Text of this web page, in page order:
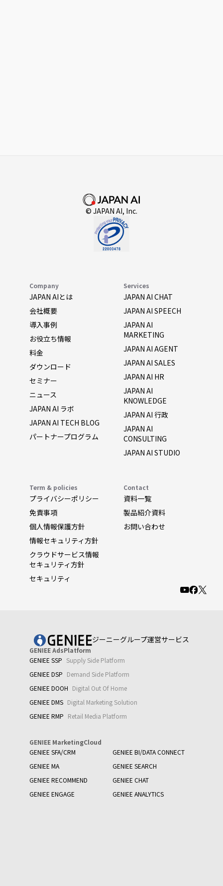
© JAPAN AI, Inc.
Company
JAPAN AIとは
会社概要
導入事例
お役立ち情報
料金
ダウンロード
セミナー
ニュース
JAPAN AI ラボ
JAPAN AI TECH BLOG
パートナープログラム
Services
JAPAN AI CHAT
JAPAN AI SPEECH
JAPAN AI
MARKETING
JAPAN AI AGENT
JAPAN AI SALES
JAPAN AI HR
JAPAN AI
KNOWLEDGE
JAPAN AI 行政
JAPAN AI
CONSULTING
JAPAN AI STUDIO
Term & policies
プライバシーポリシー
免責事項
個人情報保護方針
情報セキュリティ方針
クラウドサービス情報
セキュリティ方針
セキュリティ
Contact
資料一覧
製品紹介資料
お問い合わせ
ジーニーグループ運営サービス
GENIEE AdsPlatform
GENIEE SSP Supply Side Platform
GENIEE DSP Demand Side Platform
GENIEE DOOH Digital Out Of Home
GENIEE DMS Digital Marketing Solution
GENIEE RMP Retail Media Platform
GENIEE MarketingCloud
GENIEE SFA/CRM
GENIEE BI/DATA CONNECT
GENIEE MA
GENIEE SEARCH
GENIEE RECOMMEND
GENIEE CHAT
GENIEE ENGAGE
GENIEE ANALYTICS